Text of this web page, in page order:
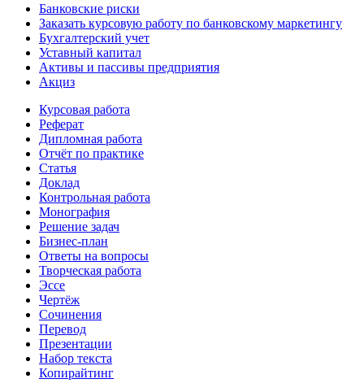
Банковские риски
Заказать курсовую работу по банковскому маркетингу
Бухгалтерский учет
Уставный капитал
Активы и пассивы предприятия
Акциз
Курсовая работа
Реферат
Дипломная работа
Отчёт по практике
Статья
Доклад
Контрольная работа
Монография
Решение задач
Бизнес-план
Ответы на вопросы
Творческая работа
Эссе
Чертёж
Сочинения
Перевод
Презентации
Набор текста
Копирайтинг